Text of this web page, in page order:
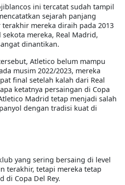
ini tercatat sudah tampil
sejarah panjang
mereka diraih pada 2013
mereka, Real Madrid,
dinantikan.
Atletico belum mampu
musim 2022/2023, mereka
final setelah kalah dari Real
ketatnya persaingan di Copa
Madrid tetap menjadi salah
dengan tradisi kuat di
yang sering bersaing di level
terakhir, tetapi mereka tetap
di Copa Del Rey.